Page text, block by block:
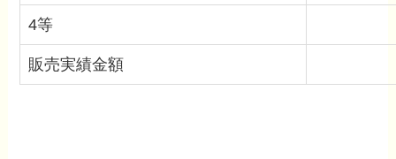
4等
販売実績金額